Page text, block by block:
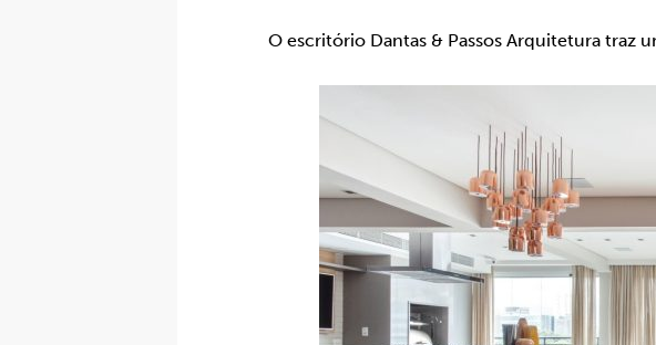
O escritório Dantas & Passos Arquitetura traz